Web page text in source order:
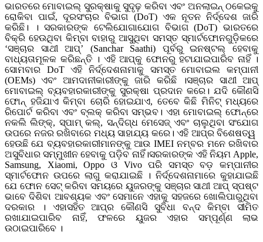
ଭାରତରେ ମୋବାଇଲ୍ ସୁରକ୍ଷାକୁ ସୁଦୃଢ଼ ​​କରିବା ଏବଂ ଅନଲାଇନ୍ ଠକେଇକୁ
ରୋକିବା ପାଇଁ, ଦୂରସଂଚାର ବିଭାଗ (DoT) ଏକ ନୂତନ ନିର୍ଦ୍ଦେଶ ଜାରି
କରିଛି। । ସରକାରଙ୍କ ଟେଲିଯୋଗାଯୋଗ ବିଭାଗ (DoT) ଭାରତରେ
ବିକ୍ରି ହେଉଥିବା କିମ୍ବା ବାହାରୁ ଆସୁଥିବା ସମସ୍ତ ସ୍ମାର୍ଟଫୋନଗୁଡ଼ିକରେ
‘ସଞ୍ଚାର ସାଥୀ ଆପ୍‌’ (Sanchar Saathi) ପୂର୍ବରୁ ଇନଷ୍ଟଲ୍‌ ହେବାକୁ
ବାଧ୍ୟତାମୂଳକ କରିଛନ୍ତି । ଏହି ଆପ୍‌କୁ ଫୋନରୁ ହଟାଯାଇପାରିବ ନାହିଁ ।
ସୋମବାର DoT ଏହି ନିର୍ଦ୍ଦେଶନାମାକୁ ସମସ୍ତ ମୋବାଇଲ କମ୍ପାନୀ
(OEMs) ଏବଂ ଆମଦାନୀକାରୀଙ୍କୁ ଜାରି କରିଛି ।ସଞ୍ଚାର ସାଥୀ ଆପ୍
ମୋବାଇଲ୍ ବ୍ୟବହାରକାରୀଙ୍କୁ ସୁରକ୍ଷା ପ୍ରଦାନ କରେ। ଯଦି କୌଣସି
ଫୋନ୍ ହଜିଯାଏ କିମ୍ବା ଚୋରି ହୋଇଯାଏ, ତେବେ କିଛି ମିନିଟ୍ ମଧ୍ୟରେ
ରିପୋର୍ଟ କରିବା ଏବଂ ବ୍ଲକ୍ କରିବା ସମ୍ଭବ। ଏହା ମୋବାଇଲ୍ ଫୋନ୍‌ରେ
ନକଲି ଲିଙ୍କ୍, ସ୍ପାମ୍ କଲ୍, ସନ୍ଦିଗ୍ଧ ମେସେଜ୍ ଏବଂ ଚାଲୁଥିବା ସଂଯୋଗ
ଉପରେ ନଜର ରଖିବାରେ ମଧ୍ୟ ସାହାଯ୍ୟ କରେ। ଏହି ଆପ୍‌ର ବିଶେଷତ୍ୱ ​​
ହେଉଛି ଯେ ବ୍ୟବହାରକାରୀମାନଙ୍କୁ ଆଉ IMEI ନମ୍ବର ମନେ ରଖିବାର
ଅସୁବିଧାର ସମ୍ମୁଖୀନ ହେବାକୁ ପଡ଼ିବ ନାହିଁ।ସରକାରଙ୍କ ଏହି ନିୟମ Apple,
Samsung, Xiaomi, Oppo ଓ Vivo ପରି ସମସ୍ତ ବଡ଼ କମ୍ପାନୀର
ସ୍ମାର୍ଟଫୋନ ଉପରେ ଲାଗୁ କରାଯାଇଛି । ନିର୍ଦ୍ଦେଶନାମାରେ କୁହାଯାଇଛି
ଯେ ଫୋନ ସେଟ୍‌ କରିବା ସମୟରେ ୟୁଜରଙ୍କୁ ସଞ୍ଚାର ସାଥୀ ଆପ୍‌ ସ୍ପଷ୍ଟ
ଭାବେ ଦିଶିବା ଆବଶ୍ୟକ ଏବଂ ସେମାନେ ଏହାକୁ ସହଜରେ ଖୋଲିପାରୁଥିବା
ଦରକାର । ଏହାସହିତ ଆପ୍‌ର କୌଣସି ସୁବିଧା ବନ୍ଦ କିମ୍ବା ସୀମିତ
ରଖାଯାଇପାରିବ ନାହିଁ, ଫଳରେ ୟୁଜର ଏହାର ସମ୍ପୂର୍ଣ୍ଣ ଲାଭ
ଉଠାଇପାରିବେ ।